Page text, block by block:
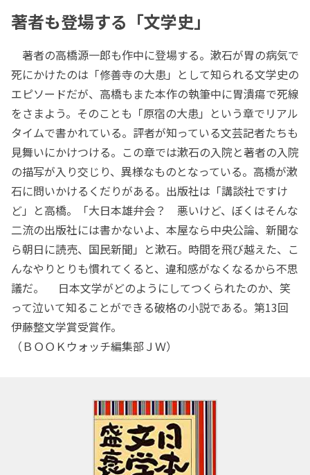
著者も登場する「文学史」
著者の高橋源一郎も作中に登場する。漱石が胃の病気で
死にかけたのは「修善寺の大患」として知られる文学史の
エピソードだが、高橋もまた本作の執筆中に胃潰瘍で死線
をさまよう。そのことも「原宿の大患」という章でリアル
タイムで書かれている。評者が知っている文芸記者たちも
見舞いにかけつける。この章では漱石の入院と著者の入院
の描写が入り交じり、異様なものとなっている。高橋が漱
石に問いかけるくだりがある。出版社は「講談社ですけ
ど」と高橋。「大日本雄弁会？ 悪いけど、ぼくはそんな
二流の出版社には書かないよ、本屋なら中央公論、新聞な
ら朝日に読売、国民新聞」と漱石。時間を飛び越えた、こ
んなやりとりも慣れてくると、違和感がなくなるから不思
議だ。 日本文学がどのようにしてつくられたのか、笑
って泣いて知ることができる破格の小説である。第13回
伊藤整文学賞受賞作。
（ＢＯＯＫウォッチ編集部ＪＷ）